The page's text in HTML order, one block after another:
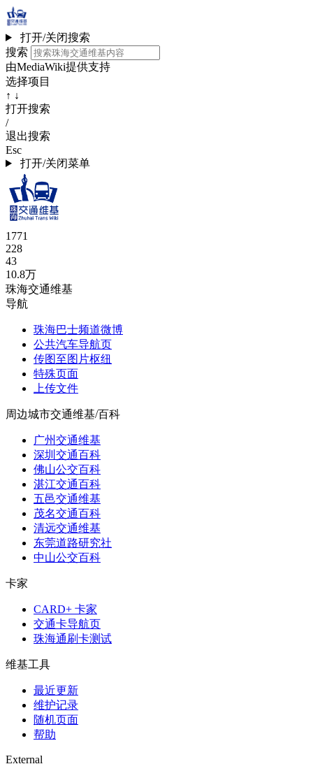
打开/关闭搜索
搜索
由MediaWiki提供支持
选择项目
↑ ↓
打开搜索
/
退出搜索
Esc
打开/关闭菜单
1771
228
43
10.8万
珠海交通维基
导航
珠海巴士频道微博
公共汽车导航页
传图至图片枢纽
特殊页面
上传文件
周边城市交通维基/百科
广州交通维基
深圳交通百科
佛山公交百科
湛江交通百科
五邑交通维基
茂名交通百科
清远交通维基
东莞道路研究社
中山公交百科
卡家
CARD+ 卡家
交通卡导航页
珠海通刷卡测试
维基工具
最近更新
维护记录
随机页面
帮助
External